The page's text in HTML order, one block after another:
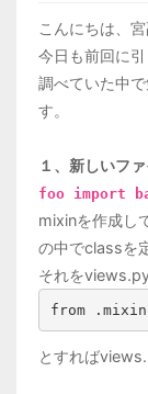
こんにちは、宮
今日も前回に
調べていた中
す。
１、新しいフ
foo import
mixinを作成し
の中でclassを
それを
from
とすれば